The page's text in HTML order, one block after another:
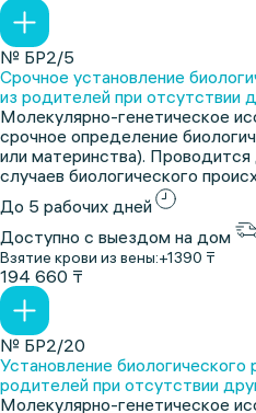
№ БР2/5
Срочное установление
из родителей при отсутствии
Молекулярно-генетическое
срочное определение
или материнства).
случаев биологического
До 5 рабочих дней
Доступно с выездом на дом
Взятие крови из вены:+1390 ₸
194 660 ₸
№ БР2/20
Установление
родителей при отсутствии
Молекулярно-генетическое